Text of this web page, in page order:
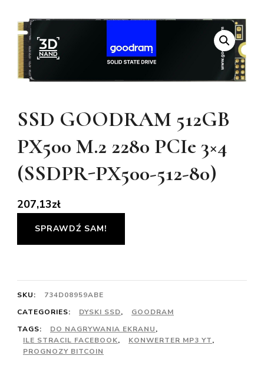
SSD GOODRAM 512GB
PX500 M.2 2280 PCIe 3×4
(SSDPR-PX500-512-80)
207,13zł
SPRAWDŹ SAM!
SKU:
734D08959ABE
CATEGORIES:
DYSKI SSD,
GOODRAM
TAGS:
DO NAGRYWANIA EKRANU,
ILE STRACIL FACEBOOK, KONWERTER MP3 YT,
PROGNOZY BITCOIN